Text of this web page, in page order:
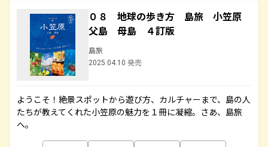
０８ 地球の歩き方 島旅 小笠原
父島 母島 ４訂版
島旅
2025.04.10 発売
ようこそ！絶景スポットから遊び方、カルチャーまで、島の人
たちが教えてくれた小笠原の魅力を１冊に凝縮。さあ、島旅
へ。